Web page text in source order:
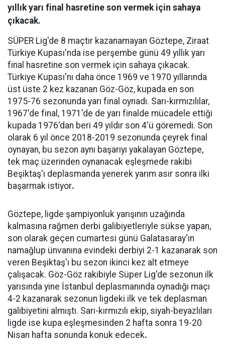
yıllık yarı final hasretine son vermek için sahaya
çıkacak.
SÜPER Lig'de 8 maçtır kazanamayan Göztepe, Ziraat
Türkiye Kupası'nda ise perşembe günü 49 yıllık yarı
final hasretine son vermek için sahaya çıkacak.
Türkiye Kupası'nı daha önce 1969 ve 1970 yıllarında
üst üste 2 kez kazanan Göz-Göz, kupada en son
1975-76 sezonunda yarı final oynadı. Sarı-kırmızılılar,
1967'de final, 1971'de de yarı finalde mücadele ettiği
kupada 1976'dan beri 49 yıldır son 4'ü göremedi. Son
olarak 6 yıl önce 2018-2019 sezonunda çeyrek final
oynayan, bu sezon aynı başarıyı yakalayan Göztepe,
tek maç üzerinden oynanacak eşleşmede rakibi
Beşiktaş'ı deplasmanda yenerek yarım asır sonra ilki
başarmak istiyor.
Göztepe, ligde şampiyonluk yarışının uzağında
kalmasına rağmen derbi galibiyetleriyle sükse yapan,
son olarak geçen cumartesi günü Galatasaray'ın
namağlup ünvanına evindeki derbiyi 2-1 kazanarak son
veren Beşiktaş'ı bu sezon ikinci kez alt etmeye
çalışacak. Göz-Göz rakibiyle Süper Lig'de sezonun ilk
yarısında yine İstanbul deplasmanında oynadığı maçı
4-2 kazanarak sezonun ligdeki ilk ve tek deplasman
galibiyetini almıştı. Sarı-kırmızılı ekip, siyah-beyazlıları
ligde ise kupa eşleşmesinden 2 hafta sonra 19-20
Nisan hafta sonunda konuk edecek.